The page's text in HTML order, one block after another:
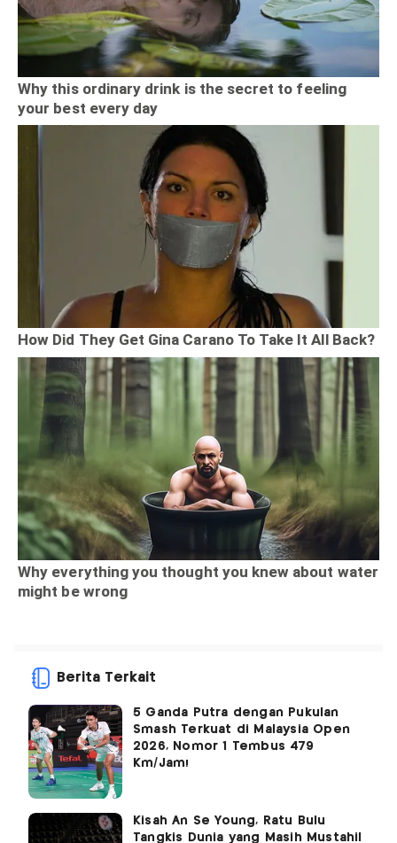
Berita Terkait
5 Ganda Putra dengan Pukulan
Smash Terkuat di Malaysia Open
2026, Nomor 1 Tembus 479
Km/Jam!
Kisah An Se Young, Ratu Bulu
Tangkis Dunia yang Masih Mustahil